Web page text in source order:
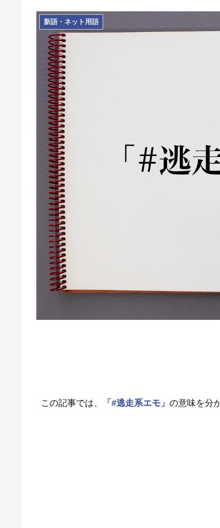
新語・ネット用語
この記事では、 「#逃走系エモ」 の意味を分